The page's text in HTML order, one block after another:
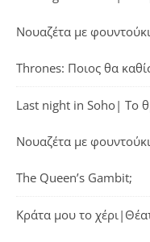
Νουαζέτα με
Thrones: Ποιος θα
Last night in Soho| Το
Νουαζέτα με
The Queen’s Gambit;
Κράτα μου το